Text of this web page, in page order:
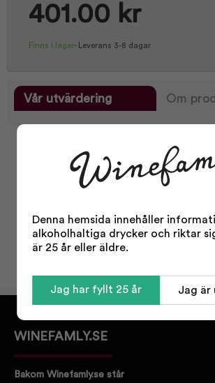
401.00 kr
Finns i lager- Leverans 3-8 dagar
Vår utvärdering Om
Facts
Storlek: 700
Alkohol %:
WINEFAMLY.SE
Bakom Winefamly.se står
Denna hemsida innehåller
alkoholhaltiga drycker och riktar
är 25 år eller äldre.
Jag har fyllt 25 år Jag är